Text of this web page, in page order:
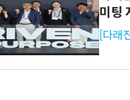
미팅
[다래